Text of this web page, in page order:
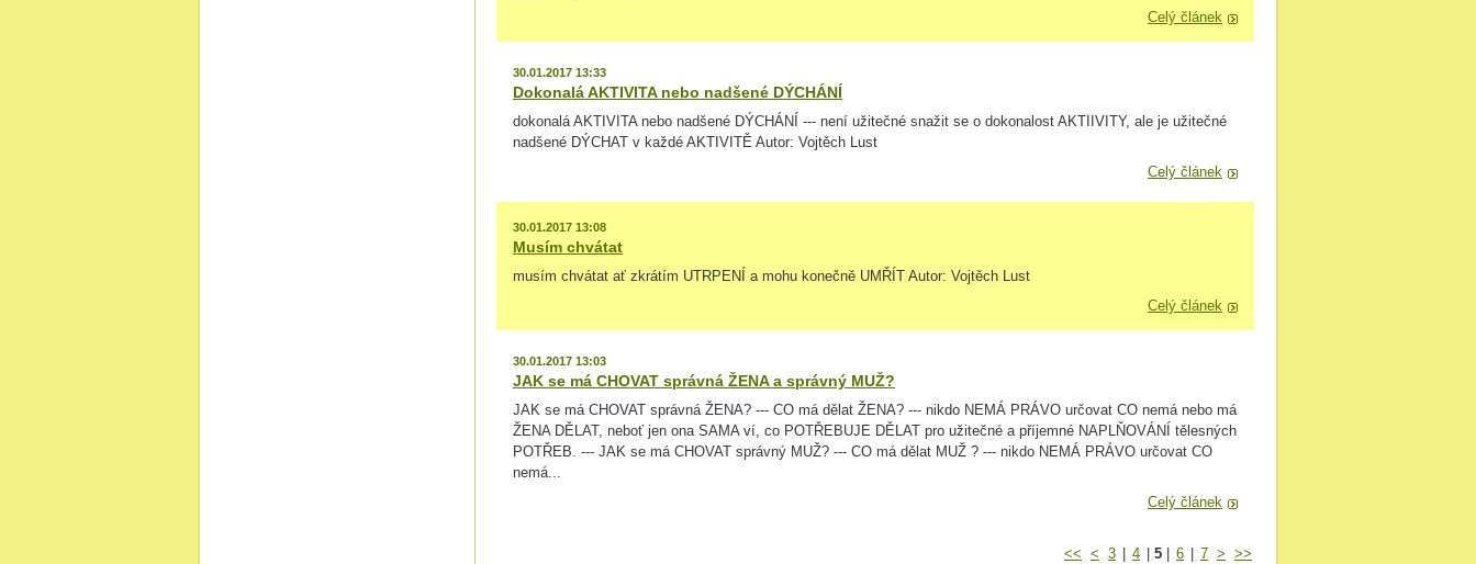
Celý článek
30.01.2017 13:33
Dokonalá AKTIVITA nebo nadšené DÝCHÁNÍ
dokonalá AKTIVITA nebo nadšené DÝCHÁNÍ --- není užitečné snažit se o dokonalost AKTIIVITY, ale je užitečné
nadšené DÝCHAT v každé AKTIVITĚ Autor: Vojtěch Lust
Celý článek
30.01.2017 13:08
Musím chvátat
musím chvátat ať zkrátím UTRPENÍ a mohu konečně UMŘÍT Autor: Vojtěch Lust
Celý článek
30.01.2017 13:03
JAK se má CHOVAT správná ŽENA a správný MUŽ?
JAK se má CHOVAT správná ŽENA? --- CO má dělat ŽENA? --- nikdo NEMÁ PRÁVO určovat CO nemá nebo má
ŽENA DĚLAT, neboť jen ona SAMA ví, co POTŘEBUJE DĚLAT pro užitečné a příjemné NAPLŇOVÁNÍ tělesných
POTŘEB. --- JAK se má CHOVAT správný MUŽ? --- CO má dělat MUŽ ? --- nikdo NEMÁ PRÁVO určovat CO
nemá...
Celý článek
<< < 3 4 5 6 7 > >>